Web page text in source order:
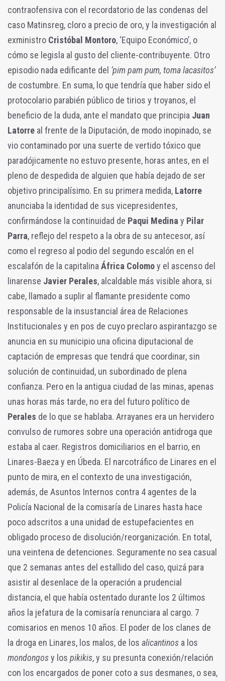
contraofensiva con el recordatorio de las condenas del
caso Matinsreg, cloro a precio de oro, y la investigación al
exministro Cristóbal Montoro, ‘Equipo Económico’, o
cómo se legisla al gusto del cliente-contribuyente. Otro
episodio nada edificante del ‘pim pam pum, toma lacasitos’
de costumbre. En suma, lo que tendría que haber sido el
protocolario parabién público de tirios y troyanos, el
beneficio de la duda, ante el mandato que principia Juan
Latorre al frente de la Diputación, de modo inopinado, se
vio contaminado por una suerte de vertido tóxico que
paradójicamente no estuvo presente, horas antes, en el
pleno de despedida de alguien que había dejado de ser
objetivo principalísimo. En su primera medida, Latorre
anunciaba la identidad de sus vicepresidentes,
confirmándose la continuidad de Paqui Medina y Pilar
Parra, reflejo del respeto a la obra de su antecesor, así
como el regreso al podio del segundo escalón en el
escalafón de la capitalina África Colomoy el ascenso del
linarense Javier Perales, alcaldable más visible ahora, si
cabe, llamado a suplir al flamante presidente como
responsable de la insustancial área de Relaciones
Institucionales y en pos de cuyo preclaro aspirantazgo se
anuncia en su municipio una oficina diputacional de
captación de empresas que tendrá que coordinar, sin
solución de continuidad, un subordinado de plena
confianza. Pero en la antigua ciudad de las minas, apenas
unas horas más tarde, no era del futuro político de
Perales de lo que se hablaba. Arrayanes era un hervidero
convulso de rumores sobre una operación antidroga que
estaba al caer. Registros domiciliarios en el barrio, en
Linares-Baeza y en Úbeda. El narcotráfico de Linares en el
punto de mira, en el contexto de una investigación,
además, de Asuntos Internos contra 4 agentes de la
Policía Nacional de la comisaría de Linares hasta hace
poco adscritos a una unidad de estupefacientes en
obligado proceso de disolución/reorganización. En total,
una veintena de detenciones. Seguramente no sea casual
que 2 semanas antes del estallido del caso, quizá para
asistir al desenlace de la operación a prudencial
distancia, el que había ostentado durante los 2 últimos
años la jefatura de la comisaría renunciara al cargo. 7
comisarios en menos 10 años. El poder de los clanes de
la droga en Linares, los malos, de los alicantinos a los
mondongosy los pikikis, y su presunta conexión/relación
con los encargados de poner coto a sus desmanes, o sea,